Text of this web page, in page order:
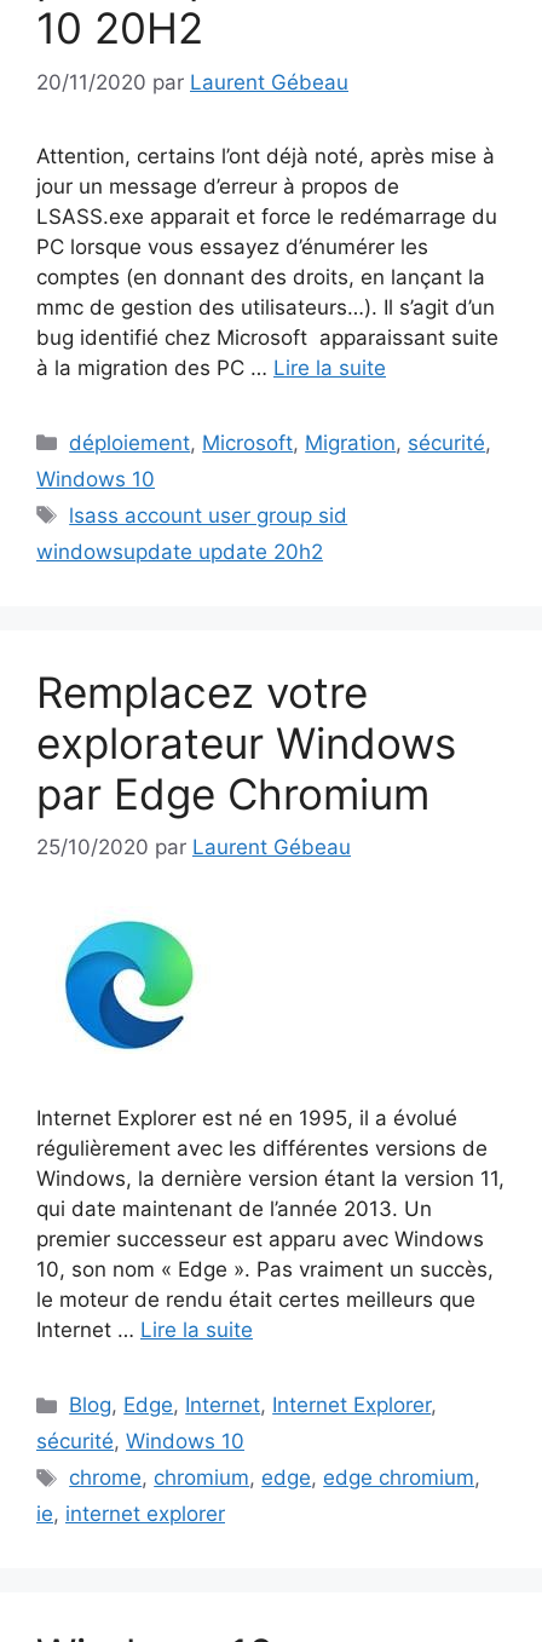
10 20H2
20/11/2020 par Laurent Gébeau
Attention, certains l’ont déjà noté, après mise à
jour un message d’erreur à propos de
LSASS.exe apparait et force le redémarrage du
PC lorsque vous essayez d’énumérer les
comptes (en donnant des droits, en lançant la
mmc de gestion des utilisateurs…). Il s’agit d’un
bug identifié chez Microsoft apparaissant suite
à la migration des PC … Lire la suite
Catégories
déploiement, Microsoft, Migration, sécurité,
Windows 10
Étiquettes
lsass account user group sid
windowsupdate update 20h2
Remplacez votre
explorateur Windows
par Edge Chromium
25/10/2020 par Laurent Gébeau
Internet Explorer est né en 1995, il a évolué
régulièrement avec les différentes versions de
Windows, la dernière version étant la version 11,
qui date maintenant de l’année 2013. Un
premier successeur est apparu avec Windows
10, son nom « Edge ». Pas vraiment un succès,
le moteur de rendu était certes meilleurs que
Internet … Lire la suite
Catégories
Blog, Edge, Internet, Internet Explorer,
sécurité, Windows 10
Étiquettes
chrome, chromium, edge, edge chromium,
ie, internet explorer